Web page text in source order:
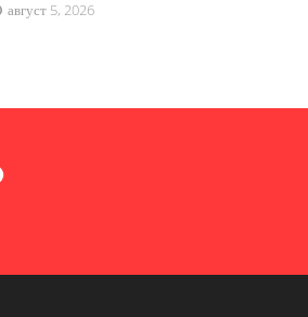
август 5, 2026